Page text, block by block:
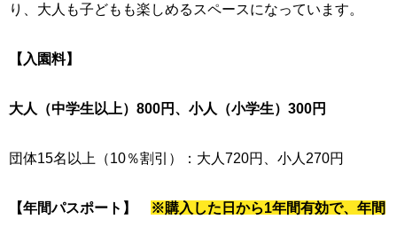
り、大人も子どもも楽しめるスペースになっています。
【入園料】
大人（中学生以上）800円、小人（小学生）300円
団体15名以上（10％割引）：大人720円、小人270円
【年間パスポート】 ※購入した日から1年間有効で、年間